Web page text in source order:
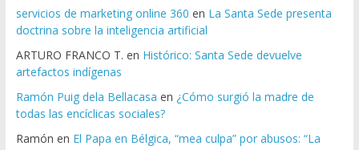
servicios de marketing online 360 en La Santa Sede presenta
doctrina sobre la inteligencia artificial
ARTURO FRANCO T. en Histórico: Santa Sede devuelve
artefactos indígenas
Ramón Puig dela Bellacasa en ¿Cómo surgió la madre de
todas las encíclicas sociales?
Ramón en El Papa en Bélgica, “mea culpa” por abusos: “La